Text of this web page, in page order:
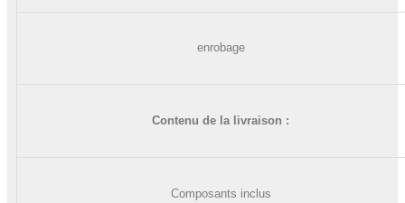
enrobage
Contenu de la livraison :
Composants inclus